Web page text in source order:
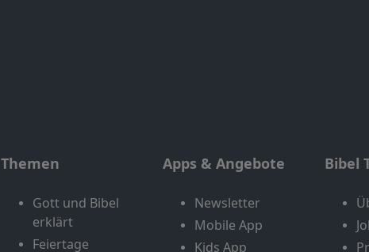
Themen
Gott und Bibel
erklärt
Feiertage
Apps & Angebote
Newsletter
Mobile App
Kids App
Bibel